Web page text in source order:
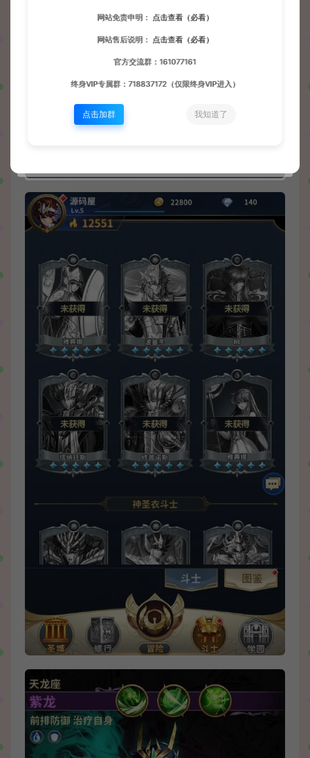
网站免责申明： 点击查看（必看）
网站售后说明： 点击查看（必看）
官方交流群：161077161
终身VIP专属群：718837172（仅限终身VIP进入）
点击加群 我知道了